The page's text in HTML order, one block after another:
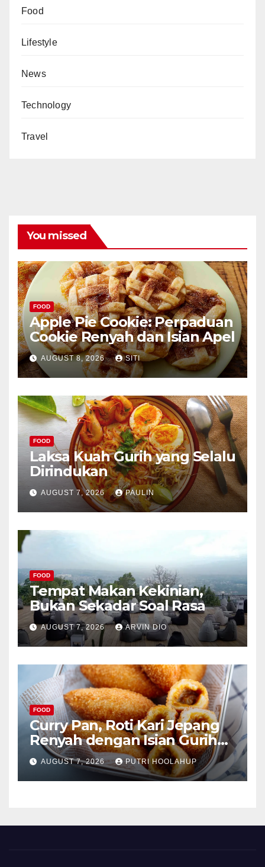
Food
Lifestyle
News
Technology
Travel
You missed
FOOD
Apple Pie Cookie: Perpaduan
Cookie Renyah dan Isian Apel
AUGUST 8, 2026 SITI
FOOD
Laksa Kuah Gurih yang Selalu
Dirindukan
AUGUST 7, 2026 PAULIN
FOOD
Tempat Makan Kekinian,
Bukan Sekadar Soal Rasa
AUGUST 7, 2026 ARVIN DIO
FOOD
Curry Pan, Roti Kari Jepang
Renyah dengan Isian Gurih
Menggoda
AUGUST 7, 2026 PUTRI HOOLAHUP